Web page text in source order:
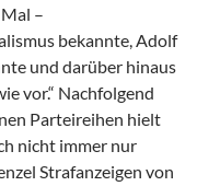
–
bekannte, Adolf
und darüber hinaus
vor.“ Nachfolgend
Parteireihen hielt
nicht immer nur
Strafanzeigen von